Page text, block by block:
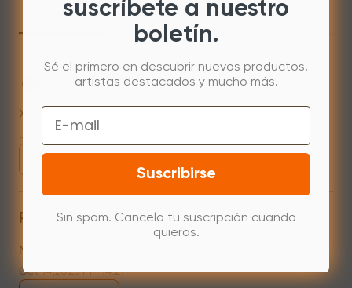
Mac Windows Linux
Mac 10.12~14.2
XPPenMac_3.4.14_240125
Jan 25,2024 PM 17:41
Descargar
Previous versions
Mac10.10
Oct 14,2023 PM 14:21
suscríbete a nuestro
boletín.
Sé el primero en descubrir nuevos productos,
artistas destacados y mucho más.
Email
Suscribirse
Sin spam. Cancela tu suscripción cuando
quieras.